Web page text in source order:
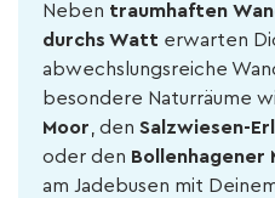
Neben traumhaften
durchs Watt erwarten
abwechslungsreiche
besondere Naturräume
Moor , den Salzwiesen-
oder den Bollenhagener
am Jadebusen mit